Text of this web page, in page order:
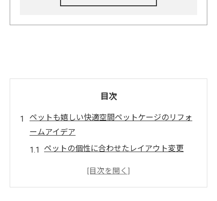
目次
ペットも嬉しい快適空間ペットケージのリフォ
ームアイデア
ペットの個性に合わせたレイアウト変更
ペットのプライバシーを考慮したスペース